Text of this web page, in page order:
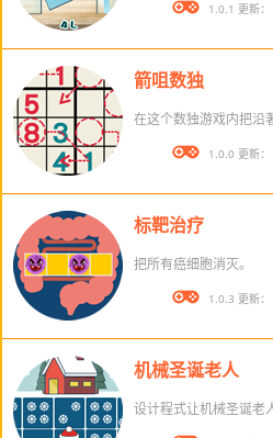
版本： 1.0.1 更新
箭咀数独
在这个数独游戏内把沿
版本： 1.0.0 更新
标靶治疗
把所有癌细胞消灭。
版本： 1.0.3 更新
机械圣诞老人
设计程式让机械圣诞老